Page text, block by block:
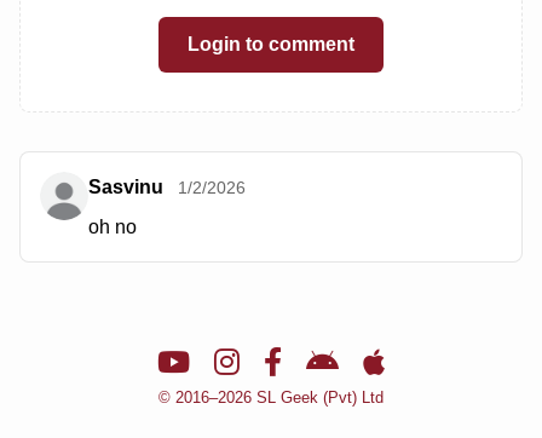
Login to comment
Sasvinu 1/2/2026
oh no
© 2016–2026 SL Geek (Pvt) Ltd